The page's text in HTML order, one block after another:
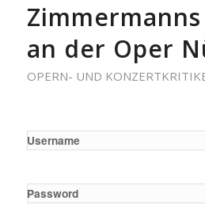
an der Oper
OPERN- UND
Username
Password